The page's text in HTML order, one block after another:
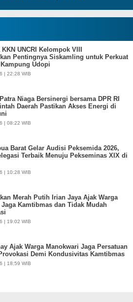
UNCRI Kelompok VIII
Pentingnya Siskamling untuk Perkuat
Udopi
| 22:28 WIB
Niaga Bersinergi bersama DPR RI
Daerah Pastikan Akses Energi di
| 08:22 WIB
Barat Gelar Audisi Peksemida 2026,
Terbaik Menuju Pekseminas XIX di
| 10:28 WIB
Merah Putih Irian Jaya Ajak Warga
Jaga Kamtibmas dan Tidak Mudah
| 19:02 WIB
Ajak Warga Manokwari Jaga Persatuan
Demi Kondusivitas Kamtibmas
| 18:59 WIB